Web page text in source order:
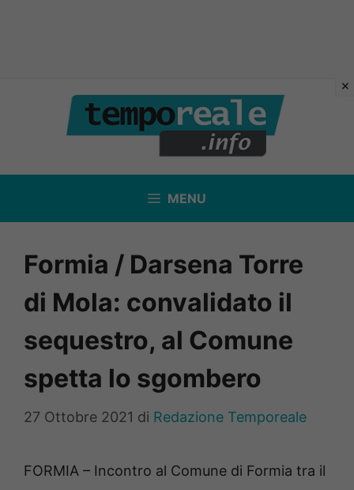
contenuto
MENU
Formia / Darsena Torre
di Mola: convalidato il
sequestro, al Comune
spetta lo sgombero
27 Ottobre 2021 di Redazione Temporeale
FORMIA – Incontro al Comune di Formia tra il